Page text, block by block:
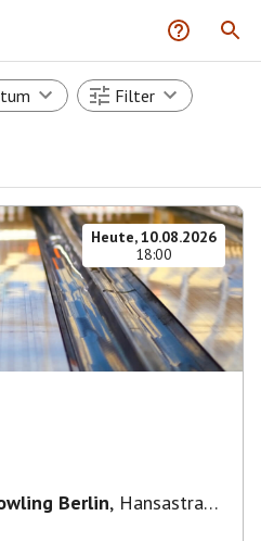
Filter
Heute, 10.08.2026
18:00
Berlin, Hansastraße